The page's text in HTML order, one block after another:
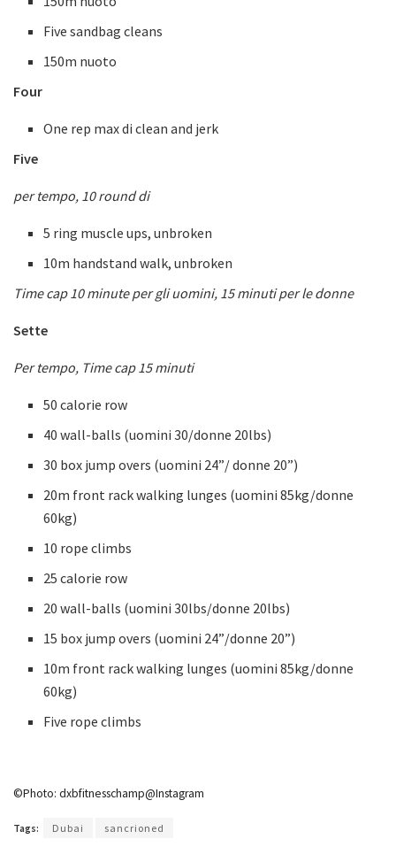
Five sandbag cleans
150m nuoto
Four
One rep max di clean and jerk
Five
per tempo, 10 round di
5 ring muscle ups, unbroken
10m handstand walk, unbroken
Time cap 10 minute per gli uomini, 15 minuti per le donne
Sette
Per tempo, Time cap 15 minuti
50 calorie row
40 wall-balls (uomini 30/donne 20lbs)
30 box jump overs (uomini 24”/ donne 20”)
20m front rack walking lunges (uomini 85kg/donne
60kg)
10 rope climbs
25 calorie row
20 wall-balls (uomini 30lbs/donne 20lbs)
15 box jump overs (uomini 24”/donne 20”)
10m front rack walking lunges (uomini 85kg/donne
60kg)
Five rope climbs
©Photo: dxbfitnesschamp@Instagram
Tags: Dubai sancrioned